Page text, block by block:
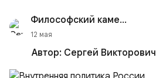
Философский камень
12 мая
Автор: Сергей Викторович